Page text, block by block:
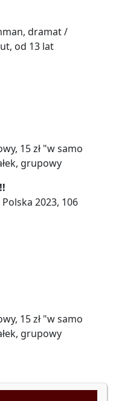
dramat /
od 13 lat
15 zł "w samo
grupowy
2023, 106
15 zł "w samo
grupowy